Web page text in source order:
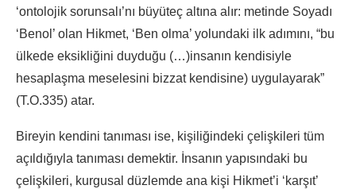
‘ontolojik sorunsalı’nı büyüteç altına alır: metinde Soyadı
‘Benol’ olan Hikmet, ‘Ben olma’ yolundaki ilk adımını, “bu
ülkede eksikliğini duyduğu (…)insanın kendisiyle
hesaplaşma meselesini bizzat kendisine) uygulayarak”
(T.O.335) atar.
Bireyin kendini tanıması ise, kişiliğindeki çelişkileri tüm
açıldığıyla tanıması demektir. İnsanın yapısındaki bu
çelişkileri, kurgusal düzlemde ana kişi Hikmet’i ‘karşıt’